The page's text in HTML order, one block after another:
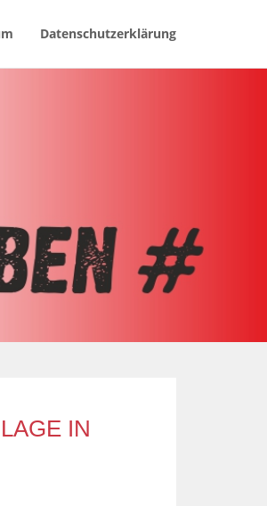
Datenschutzerklärung
IN